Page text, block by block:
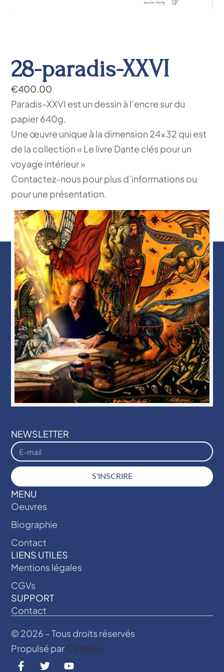
28-paradis-XXVI
€400.00
Paradis-XXVI est un dessin à l’encre sur du
papier 640g.
Une œuvre unique à la dimension 24×32 qui est
de la collection « Le livre Dante clés pour un
voyage intérieur »
Contactez-nous pour plus d’informations ou
pour une présentation.
NEWSLETTER
S'INSCRIRE
MENU
Oeuvres
Biographie
Contact
LIENS UTILES
Mentions légales
CGVs
SUPPORT
Contact
© 2026 – Tous droits réservés
Propulsé parOktopus